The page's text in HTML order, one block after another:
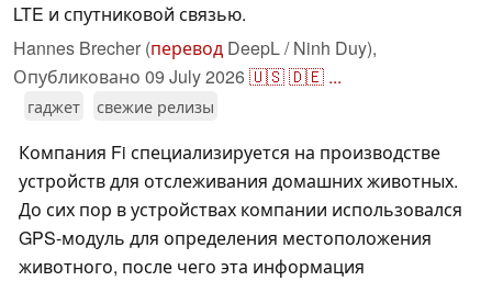
LTE и спутниковой связью.
Hannes Brecher (перевод DeepL / Ninh Duy),
Опубликовано 09 July 2026🇺🇸🇩🇪 ...
гаджет свежие релизы
Компания Fi специализируется на производстве
устройств для отслеживания домашних животных.
До сих пор в устройствах компании использовался
GPS-модуль для определения местоположения
животного, после чего эта информация